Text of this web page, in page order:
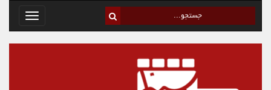
Toggle